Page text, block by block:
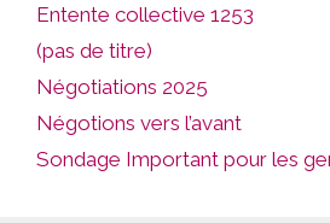
Entente collective 1253
(pas de titre)
Négotiations 2025
Négotions vers l’avant
Sondage Important pour les